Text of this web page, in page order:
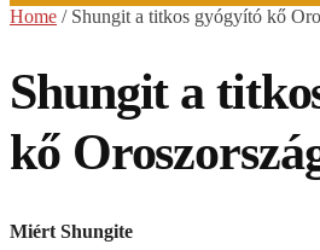
Home / Shungit a titkos gyógyító kő
Shungit a
kő
Miért Shungite